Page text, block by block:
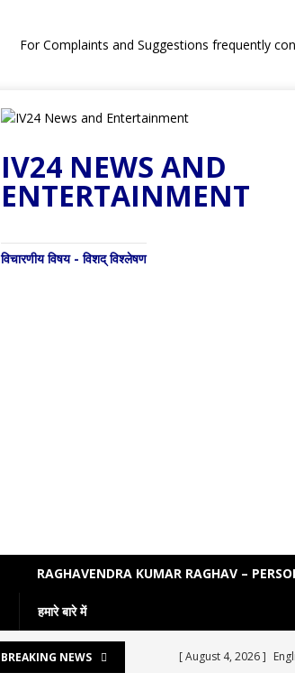
For Complaints and Suggestions frequently
IV24 NEWS AND
ENTERTAINMENT
विचारणीय विषय - विशद् विश्लेषण
RAGHAVENDRA KUMAR RAGHAV –
हमारे बारे में
BREAKING NEWS [ August 4, 2026 ]